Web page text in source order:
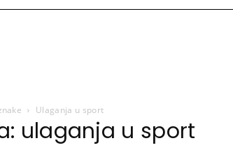
Ulaganja u sport
ulaganja u sport